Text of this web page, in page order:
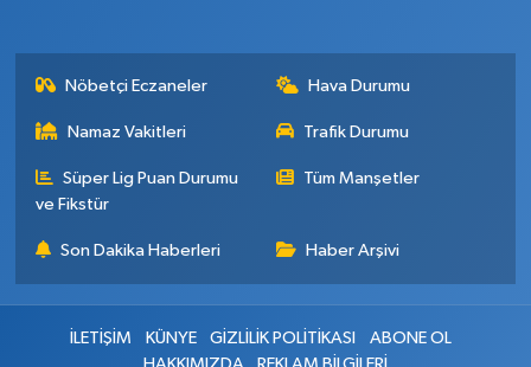
Nöbetçi Eczaneler Hava Durumu
Namaz Vakitleri Trafik Durumu
Süper Lig Puan Durumu
ve Fikstür
Tüm Manşetler
Son Dakika Haberleri Haber Arşivi
İLETİŞİM KÜNYE GİZLİLİK POLİTİKASI
ABONE OL